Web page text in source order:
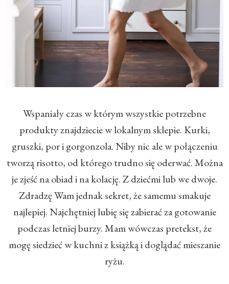
​Wspaniały czas w którym wszystkie potrzebne
produkty znajdziecie w lokalnym sklepie. Kurki,
gruszki, por i gorgonzola. Niby nic ale w połączeniu
tworzą risotto, od którego trudno się oderwać. Można
je zjeść na obiad i na kolację. Z dziećmi lub we dwoje.
Zdradzę Wam jednak sekret, że samemu smakuje
najlepiej. Najchętniej lubię się zabierać za gotowanie
podczas letniej burzy. Mam wówczas pretekst, że
mogę siedzieć w kuchni z książką i doglądać mieszanie
ryżu.